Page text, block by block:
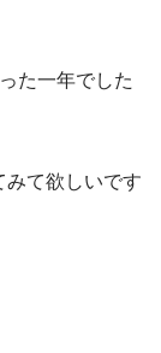
た一年でした
みて欲しいです